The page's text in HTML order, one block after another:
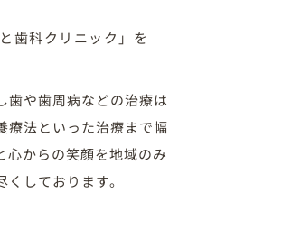
歯科クリニック」を
歯や歯周病などの治療は
療法といった治療まで幅
心からの笑顔を地域のみ
しております。